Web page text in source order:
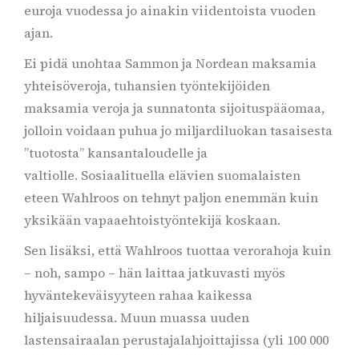
euroja vuodessa jo ainakin viidentoista vuoden
ajan.
Ei pidä unohtaa Sammon ja Nordean maksamia
yhteisöveroja, tuhansien työntekijöiden
maksamia veroja ja sunnatonta sijoituspääomaa,
jolloin voidaan puhua jo miljardiluokan tasaisesta
”tuotosta” kansantaloudelle ja
valtiolle. Sosiaalituella elävien suomalaisten
eteen Wahlroos on tehnyt paljon enemmän kuin
yksikään vapaaehtoistyöntekijä koskaan.
Sen lisäksi, että Wahlroos tuottaa verorahoja kuin
– noh, sampo – hän laittaa jatkuvasti myös
hyväntekeväisyyteen rahaa kaikessa
hiljaisuudessa. Muun muassa uuden
lastensairaalan perustajalahjoittajissa (yli 100 000